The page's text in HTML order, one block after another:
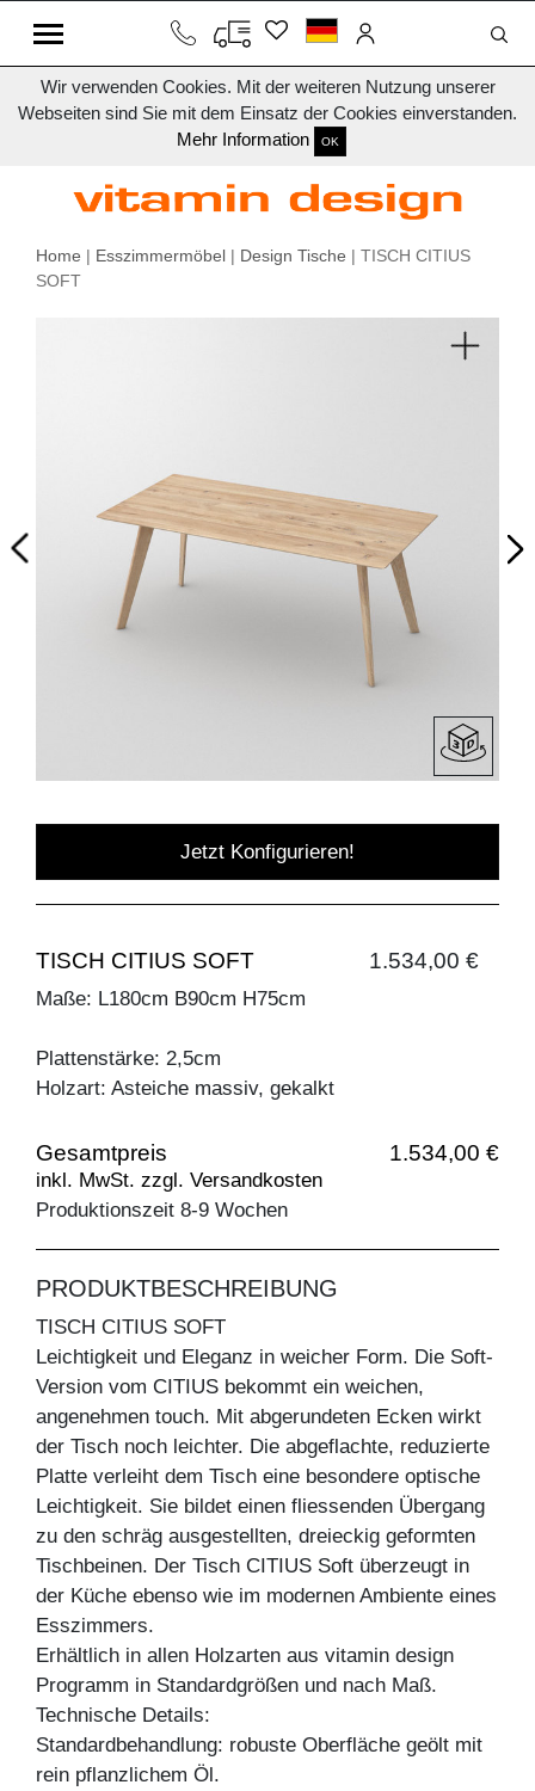
Wir verwenden Cookies. Mit der weiteren Nutzung unserer
Webseiten sind Sie mit dem Einsatz der Cookies einverstanden.
Mehr Information
OK
Home | Esszimmermöbel | Design Tische | TISCH CITIUS
SOFT
Jetzt Konfigurieren!
TISCH CITIUS SOFT 1.534,00 €
Maße: L180cm B90cm H75cm
Plattenstärke: 2,5cm
Holzart: Asteiche massiv, gekalkt
Gesamtpreis 1.534,00 €
inkl. MwSt. zzgl. Versandkosten
Produktionszeit 8-9 Wochen
PRODUKTBESCHREIBUNG
TISCH CITIUS SOFT
Leichtigkeit und Eleganz in weicher Form. Die Soft-
Version vom CITIUS bekommt ein weichen,
angenehmen touch. Mit abgerundeten Ecken wirkt
der Tisch noch leichter. Die abgeflachte, reduzierte
Platte verleiht dem Tisch eine besondere optische
Leichtigkeit. Sie bildet einen fliessenden Übergang
zu den schräg ausgestellten, dreieckig geformten
Tischbeinen. Der Tisch CITIUS Soft überzeugt in
der Küche ebenso wie im modernen Ambiente eines
Esszimmers.
Erhältlich in allen Holzarten aus vitamin design
Programm in Standardgrößen und nach Maß.
Technische Details:
Standardbehandlung: robuste Oberfläche geölt mit
rein pflanzlichem Öl.